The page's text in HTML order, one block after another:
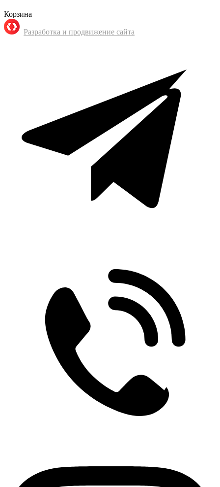
Корзина
Разработка и продвижение сайта